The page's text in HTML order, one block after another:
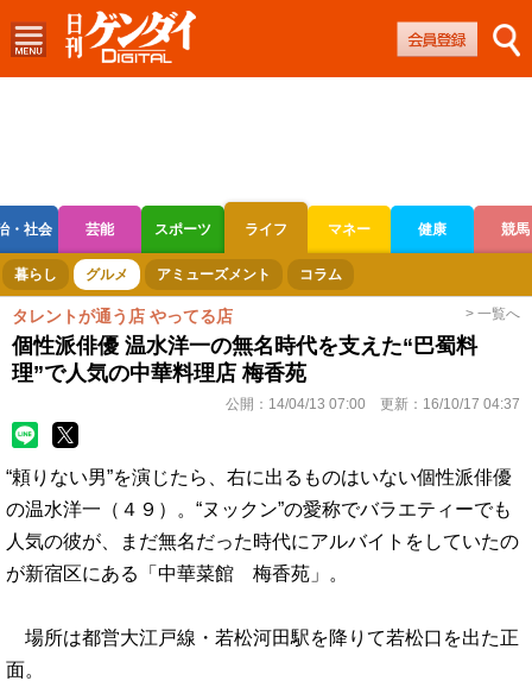
・社会 芸能 スポーツ ライフ マネー 健康 競馬
ボートレース 競輪 オートレース
暮らし グルメ アミューズメント コラム
タレントが通う店 やってる店 > 一覧へ
個性派俳優 温水洋一の無名時代を支えた“巴蜀料
理”で人気の中華料理店 梅香苑
公開： 14/04/13 07:00 更新： 16/10/17 04:37
“頼りない男”を演じたら、右に出るものはいない個性派俳優
の温水洋一（４９）。“ヌックン”の愛称でバラエティーでも
人気の彼が、まだ無名だった時代にアルバイトをしていたの
が新宿区にある「中華菜館 梅香苑」。
場所は都営大江戸線・若松河田駅を降りて若松口を出た正
面。